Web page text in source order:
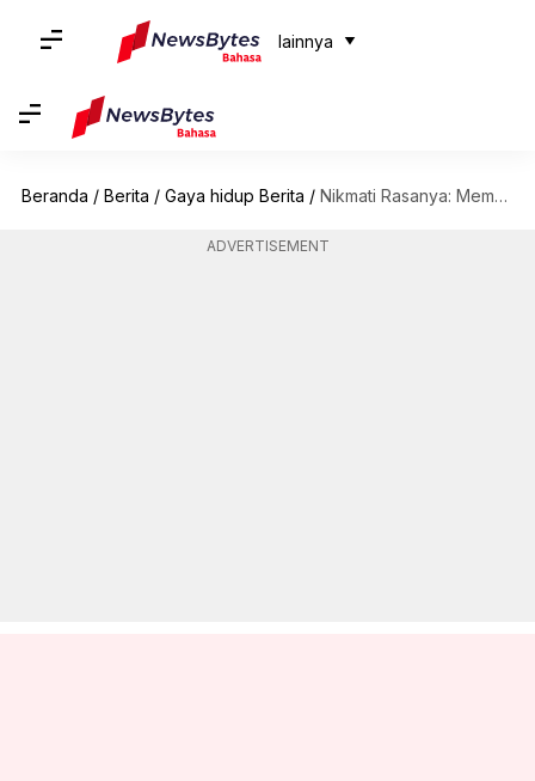
lainnya
Beranda / Berita / Gaya hidup Berita / Nikmati Rasanya: Memoar Kuliner Yang Harus Anda Baca
ADVERTISEMENT